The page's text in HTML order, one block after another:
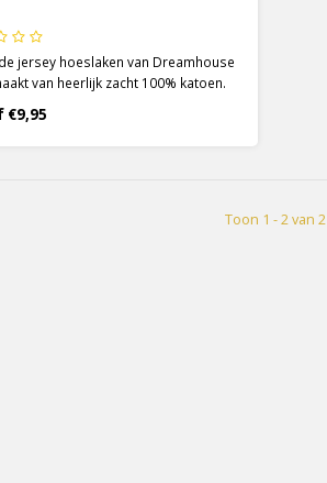
jersey hoeslaken van Dreamhouse
van heerlijk zacht 100% katoen.
hoeslakens zorgt ervoor dat het
een elastische structuur krijgt.
€9,95
Toon 1 - 2 van 2